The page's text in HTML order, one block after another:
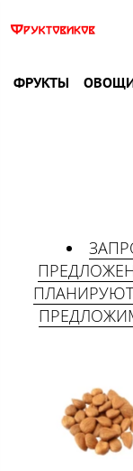
ФРУКТЫ